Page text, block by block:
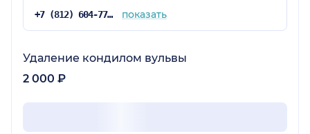
+7 (812) 604-77-48 показать
Удаление кондилом вульвы
2 000 ₽